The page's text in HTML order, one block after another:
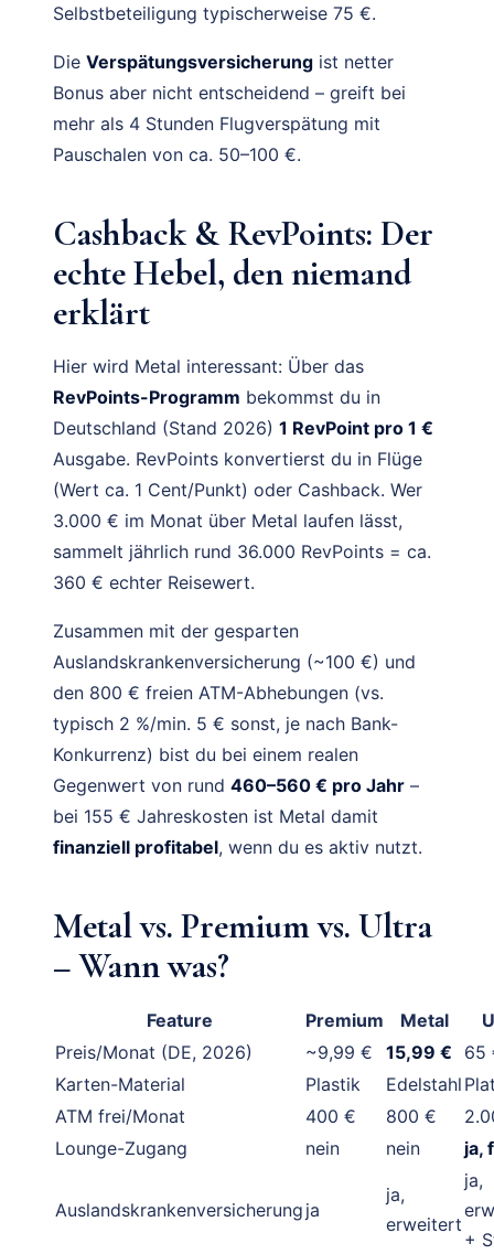
Selbstbeteiligung typischerweise 75 €.
Die Verspätungsversicherung ist netter
Bonus aber nicht entscheidend – greift bei
mehr als 4 Stunden Flugverspätung mit
Pauschalen von ca. 50–100 €.
Cashback & RevPoints: Der
echte Hebel, den niemand
erklärt
Hier wird Metal interessant: Über das
RevPoints-Programm bekommst du in
Deutschland (Stand 2026) 1 RevPoint pro 1 €
Ausgabe. RevPoints konvertierst du in Flüge
(Wert ca. 1 Cent/Punkt) oder Cashback. Wer
3.000 € im Monat über Metal laufen lässt,
sammelt jährlich rund 36.000 RevPoints = ca.
360 € echter Reisewert.
Zusammen mit der gesparten
Auslandskrankenversicherung (~100 €) und
den 800 € freien ATM-Abhebungen (vs.
typisch 2 %/min. 5 € sonst, je nach Bank-
Konkurrenz) bist du bei einem realen
Gegenwert von rund 460–560 € pro Jahr –
bei 155 € Jahreskosten ist Metal damit
finanziell profitabel, wenn du es aktiv nutzt.
Metal vs. Premium vs. Ultra
– Wann was?
Feature Premium Metal
Preis/Monat (DE, 2026)
~9,99 € 15,99 €
65
Karten-Material
Plastik Edelstahl
ATM frei/Monat
400 € 800 €
Lounge-Zugang
nein nein ja,
Auslandskrankenversicherung ja
ja,
erweitert
ja,
+